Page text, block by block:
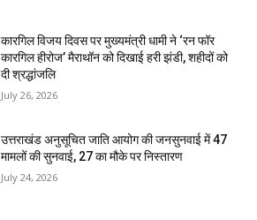
कारगिल विजय दिवस पर मुख्यमंत्री धामी ने ‘रन फॉर
कारगिल हीरोज’ मैराथॉन को दिखाई हरी झंडी, शहीदों को
दी श्रद्धांजलि
July 26, 2026
उत्तराखंड अनुसूचित जाति आयोग की जनसुनवाई में 47
मामलों की सुनवाई, 27 का मौके पर निस्तारण
July 24, 2026